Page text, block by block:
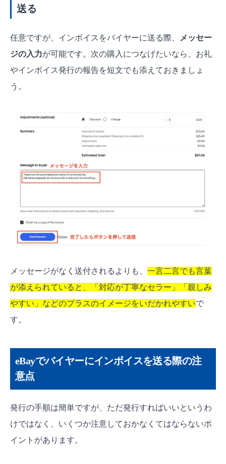
送る
任意ですが、インボイスをバイヤーに送る際、 メッセー
ジの入力が可能です。次の購入につなげたいなら、お礼
やインボイス発行の報告を短文でも添えておきましょ
う。
メッセージがなく送付されるよりも、 一言二言でも言葉
が添えられていると、「対応が丁寧なセラー」「親しみ
やすい」などのプラスのイメージをいだかれやすいで
す。
eBayでバイヤーにインボイスを送る際の注
意点
発行の手順は簡単ですが、ただ発行すればいいというわ
けではなく、いくつか注意しておかなくてはならないポ
イントがあります。